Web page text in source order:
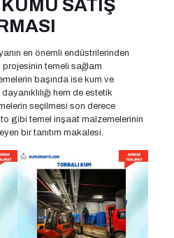
SATIŞ
en önemli endüstrilerinden
temeli sağlam
başında ise kum ve
hem de estetik
seçilmesi son derece
gibi temel inşaat malzemelerinin
bir tanıtım makalesi.